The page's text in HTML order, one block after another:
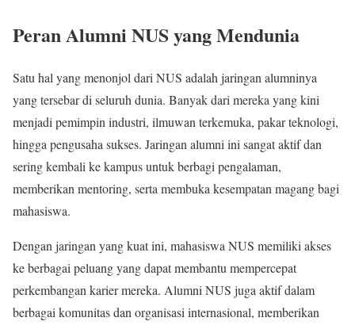
Peran Alumni NUS yang Mendunia
Satu hal yang menonjol dari NUS adalah jaringan alumninya
yang tersebar di seluruh dunia. Banyak dari mereka yang kini
menjadi pemimpin industri, ilmuwan terkemuka, pakar teknologi,
hingga pengusaha sukses. Jaringan alumni ini sangat aktif dan
sering kembali ke kampus untuk berbagi pengalaman,
memberikan mentoring, serta membuka kesempatan magang bagi
mahasiswa.
Dengan jaringan yang kuat ini, mahasiswa NUS memiliki akses
ke berbagai peluang yang dapat membantu mempercepat
perkembangan karier mereka. Alumni NUS juga aktif dalam
berbagai komunitas dan organisasi internasional, memberikan